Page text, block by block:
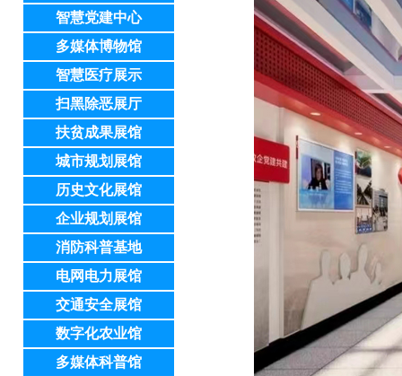
智慧党建中心
多媒体博物馆
智慧医疗展示
扫黑除恶展厅
扶贫成果展馆
城市规划展馆
历史文化展馆
企业规划展馆
消防科普基地
电网电力展馆
交通安全展馆
数字化农业馆
多媒体科普馆